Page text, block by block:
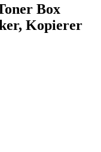
Box
Kopierer